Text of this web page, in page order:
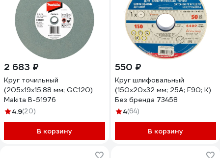
2 683 ₽
Круг точильный
(205x19x15.88 мм; GC120)
Makita B-51976
4.9(20)
В корзину
550 ₽
Круг шлифовальный
(150х20х32 мм; 25А; F90; K)
Без бренда 73458
4(64)
В корзину